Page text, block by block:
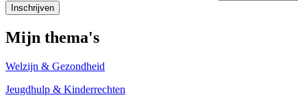
Mijn thema's
Welzijn & Gezondheid
Jeugdhulp & Kinderrechten